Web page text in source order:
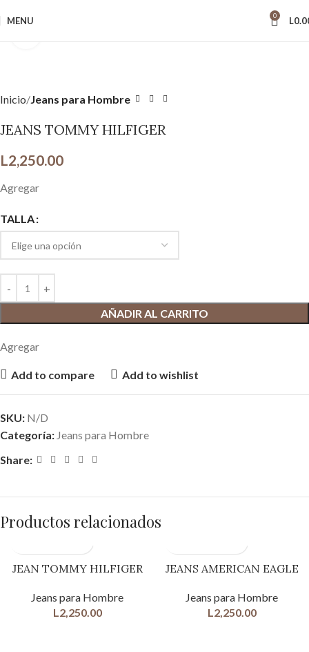
MENU 0 L
Inicio Jeans para Hombre
JEANS TOMMY HILFIGER
L2,250.00
Agregar
TALLA
AÑADIR AL CARRITO
Agregar
Add to compare Add to wishlist
SKU: N/D
Categoría: Jeans para Hombre
Share:
Productos relacionados
JEAN TOMMY HILFIGER
Jeans para Hombre
L2,250.00
JEANS AMERICAN EAGLE
Jeans para Hombre
L2,250.00